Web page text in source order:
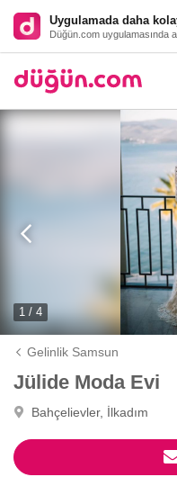
Uygulamada daha
Düğün.com uygulamasında
1 / 4
Gelinlik Samsun
Jülide Moda Evi
Bahçelievler, İlkadım